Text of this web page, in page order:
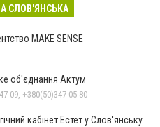
СЛОВ'ЯНСЬКА
MAKE SENSE
об'єднання Актум
09, +380(50)347-05-80
кабінет Естет у Слов'янську